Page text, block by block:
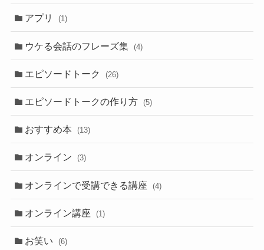
アプリ (1)
ウケる会話のフレーズ集 (4)
エピソードトーク (26)
エピソードトークの作り方 (5)
おすすめ本 (13)
オンライン (3)
オンラインで受講できる講座 (4)
オンライン講座 (1)
お笑い (6)